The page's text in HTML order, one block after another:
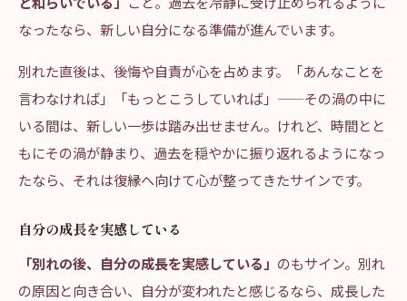
なったなら、新しい自分になる準備が進んでいます。
別れた直後は、後悔や自責が心を占めます。「あんなことを
言わなければ」「もっとこうしていれば」——その渦の中に
いる間は、新しい一歩は踏み出せません。けれど、時間とと
もにその渦が静まり、過去を穏やかに振り返れるようになっ
たなら、それは復縁へ向けて心が整ってきたサインです。
自分の成長を実感している
「別れの後、自分の成長を実感している」 のもサイン。別れ
の原因と向き合い、自分が変われたと感じるなら、成長した